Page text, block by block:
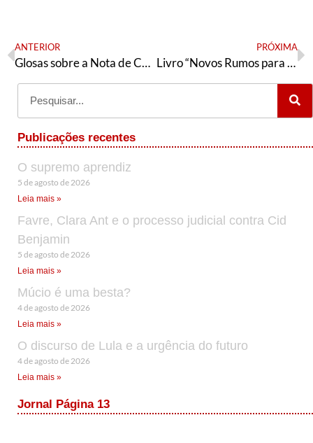
ANTERIOR
Glosas sobre a Nota de Conjuntura do movimento Brasil Popular
PRÓXIMA
Livro “Novos Rumos para o Governo Lula” ganha 2° edição
Publicações recentes
O supremo aprendiz
5 de agosto de 2026
Leia mais »
Favre, Clara Ant e o processo judicial contra Cid
Benjamin
5 de agosto de 2026
Leia mais »
Múcio é uma besta?
4 de agosto de 2026
Leia mais »
O discurso de Lula e a urgência do futuro
4 de agosto de 2026
Leia mais »
Jornal Página 13